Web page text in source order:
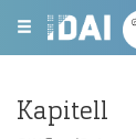
Kapitell